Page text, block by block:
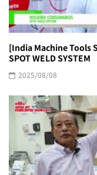
[India Machine Tools
SPOT WELD SYSTEM
2025/08/08